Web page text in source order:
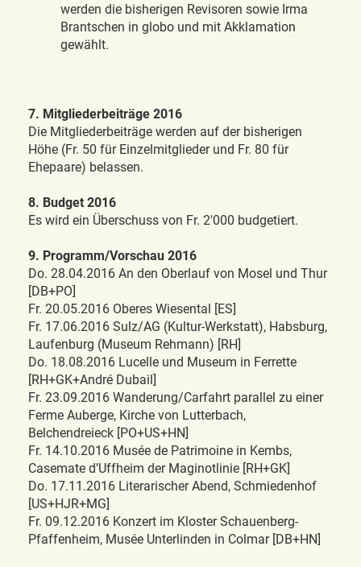
werden die bisherigen Revisoren sowie Irma
Brantschen in globo und mit Akklamation
gewählt.
7. Mitgliederbeiträge 2016
Die Mitgliederbeiträge werden auf der bisherigen
Höhe (Fr. 50 für Einzelmitglieder und Fr. 80 für
Ehepaare) belassen.
8. Budget 2016
Es wird ein Überschuss von Fr. 2'000 budgetiert.
9. Programm/Vorschau 2016
Do. 28.04.2016 An den Oberlauf von Mosel und Thur
[DB+PO]
Fr. 20.05.2016 Oberes Wiesental [ES]
Fr. 17.06.2016 Sulz/AG (Kultur-Werkstatt), Habsburg,
Laufenburg (Museum Rehmann) [RH]
Do. 18.08.2016 Lucelle und Museum in Ferrette
[RH+GK+André Dubail]
Fr. 23.09.2016 Wanderung/Carfahrt parallel zu einer
Ferme Auberge, Kirche von Lutterbach,
Belchendreieck [PO+US+HN]
Fr. 14.10.2016 Musée de Patrimoine in Kembs,
Casemate d’Uffheim der Maginotlinie [RH+GK]
Do. 17.11.2016 Literarischer Abend, Schmiedenhof
[US+HJR+MG]
Fr. 09.12.2016 Konzert im Kloster Schauenberg-
Pfaffenheim, Musée Unterlinden in Colmar [DB+HN]